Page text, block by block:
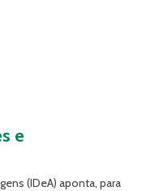
e
(IDeA) aponta, para